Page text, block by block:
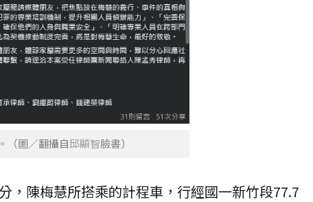
（圖／翻攝自邱顯智臉書）
，陳梅慧所搭乘的計程車，行經國一新竹段77.7